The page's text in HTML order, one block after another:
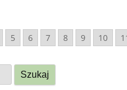
5 6 7 8 9 10